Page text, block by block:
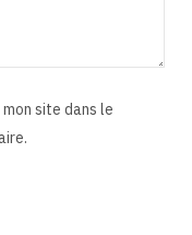
site dans le